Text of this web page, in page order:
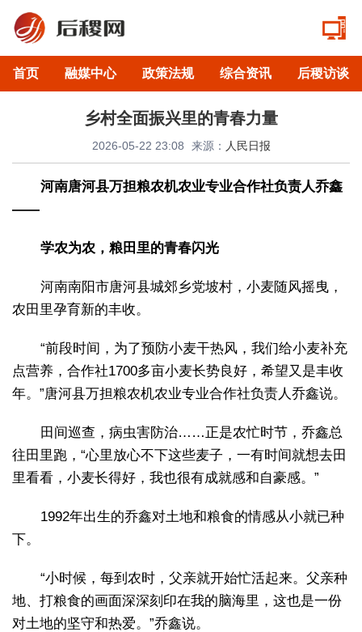
首页 融媒中心 政策法规 综合资讯 后稷访谈
乡村全面振兴里的青春力量
2026-05-22 23:08 来源： 人民日报
河南唐河县万担粮农机农业专业合作社负责人乔鑫
——
学农为农，粮田里的青春闪光
河南南阳市唐河县城郊乡党坡村，小麦随风摇曳，
农田里孕育新的丰收。
“前段时间，为了预防小麦干热风，我们给小麦补充
点营养，合作社1700多亩小麦长势良好，希望又是丰收
年。”唐河县万担粮农机农业专业合作社负责人乔鑫说。
田间巡查，病虫害防治……正是农忙时节，乔鑫总
往田里跑，“心里放心不下这些麦子，一有时间就想去田
里看看，小麦长得好，我也很有成就感和自豪感。”
1992年出生的乔鑫对土地和粮食的情感从小就已种
下。
“小时候，每到农时，父亲就开始忙活起来。父亲种
地、打粮食的画面深深刻印在我的脑海里，这也是一份
对土地的坚守和热爱。”乔鑫说。